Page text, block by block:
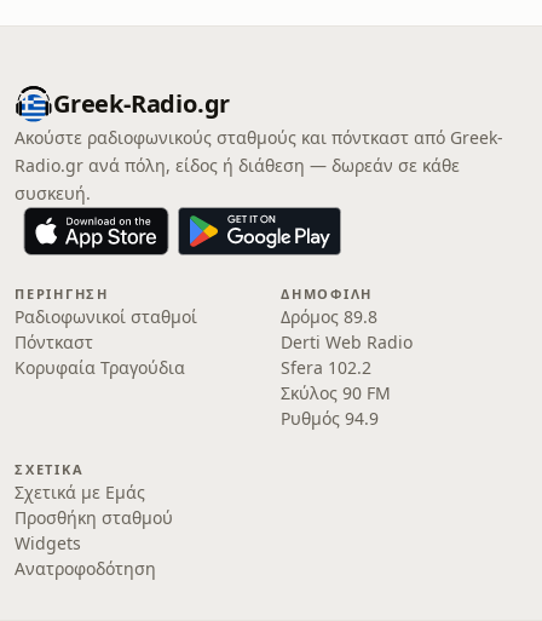
Greek-Radio.gr
Ακούστε ραδιοφωνικούς σταθμούς και πόντκαστ από Greek-
Radio.gr ανά πόλη, είδος ή διάθεση — δωρεάν σε κάθε
συσκευή.
ΠΕΡΙΉΓΗΣΗ
Ραδιοφωνικοί σταθμοί
Πόντκαστ
Κορυφαία Τραγούδια
ΔΗΜΟΦΙΛΉ
Δρόμος 89.8
Derti Web Radio
Sfera 102.2
Σκύλος 90 FM
Ρυθμός 94.9
ΣΧΕΤΙΚΆ
Σχετικά με Εμάς
Προσθήκη σταθμού
Widgets
Ανατροφοδότηση